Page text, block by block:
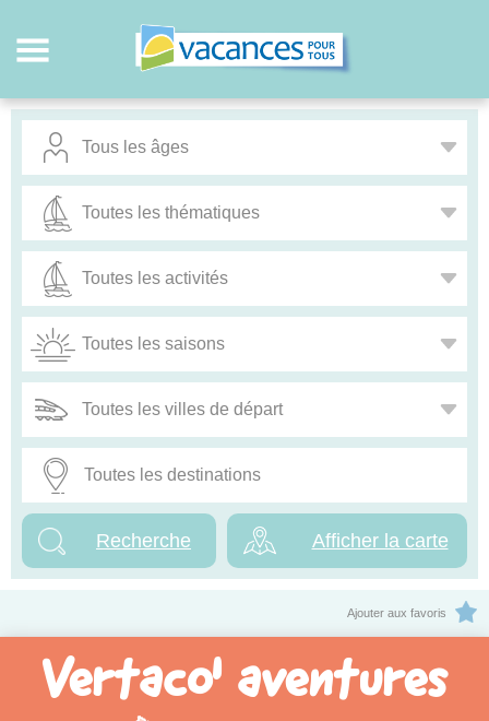
Afficher la carte
Ajouter aux favoris
Vertaco' aventures